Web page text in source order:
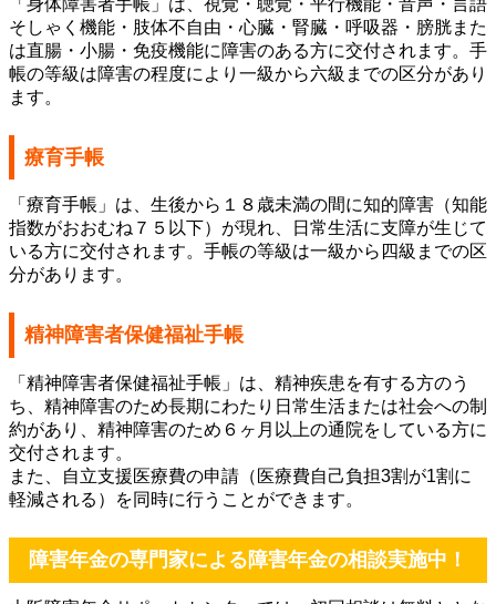
そしゃく機能・肢体不自由・心臓・腎臓・呼吸器・膀胱また
は直腸・小腸・免疫機能に障害のある方に交付されます。手
帳の等級は障害の程度により一級から六級までの区分があり
ます。
療育手帳
「療育手帳」は、生後から１８歳未満の間に知的障害（知能
指数がおおむね７５以下）が現れ、日常生活に支障が生じて
いる方に交付されます。手帳の等級は一級から四級までの区
分があります。
精神障害者保健福祉手帳
「精神障害者保健福祉手帳」は、精神疾患を有する方のう
ち、精神障害のため長期にわたり日常生活または社会への制
約があり、精神障害のため６ヶ月以上の通院をしている方に
交付されます。
また、自立支援医療費の申請（医療費自己負担3割が1割に
軽減される）を同時に行うことができます。
障害年金の専門家による障害年金の相談実施中！